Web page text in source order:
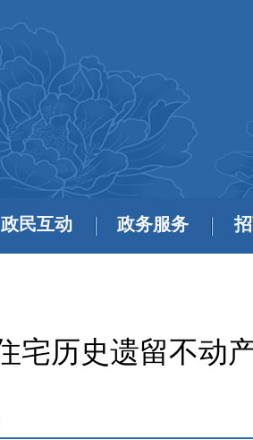
政民互动 政务服务
宅历史遗留不动